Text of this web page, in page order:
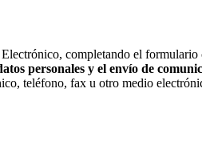
completando el formulario
personales y el envío de
teléfono, fax u otro medio